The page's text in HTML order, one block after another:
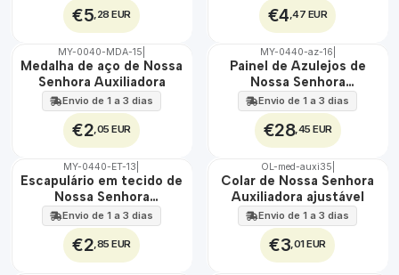
€5,28 EUR €4,47 EUR
🇵🇹
100%
ÁGUA
MY-0040-MDA-15
Medalha de aço de Nossa
Senhora Auxiliadora
Envio de 1 a 3 dias
€2,05 EUR
🇵🇹
100%
EXT.
MY-0440-az-16
Painel de Azulejos de
Nossa Senhora
Auxiliadora 30 cm x 45
cm
Envio de 1 a 3 dias
€28,45 EUR
🇵🇹
100%
ÁGUA
MY-0440-ET-13
Escapulário em tecido de
Nossa Senhora
Auxiliadora
Envio de 1 a 3 dias
€2,85 EUR
OL-med-auxi35
Colar de Nossa Senhora
Auxiliadora ajustável
Envio de 1 a 3 dias
€3,01 EUR